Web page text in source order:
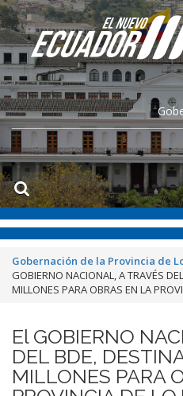
Gobernación de la Provincia de
GOBIERNO NACIONAL, A TRAVÉS
MILLONES PARA OBRAS EN LA
El GOBIERNO
DEL BDE,
MILLONES PARA